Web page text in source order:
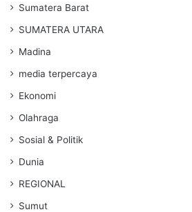
Sumatera Barat
SUMATERA UTARA
Madina
media terpercaya
Ekonomi
Olahraga
Sosial & Politik
Dunia
REGIONAL
Sumut